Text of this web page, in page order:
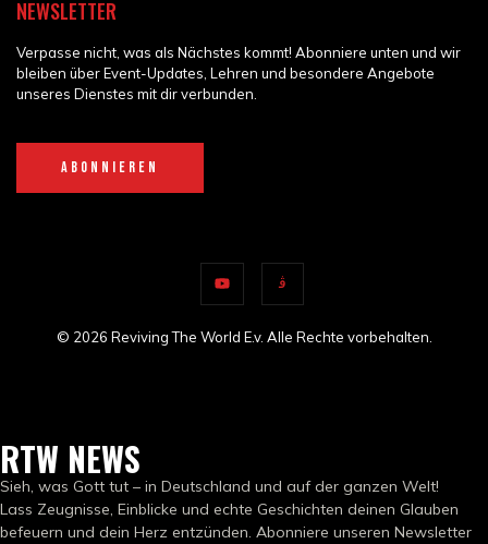
NEWSLETTER
Verpasse nicht, was als Nächstes kommt! Abonniere unten und wir
bleiben über Event-Updates, Lehren und besondere Angebote
unseres Dienstes mit dir verbunden.
ABONNIEREN
© 2026 Reviving The World E.v. Alle Rechte vorbehalten.
RTW NEWS
Sieh, was Gott tut – in Deutschland und auf der ganzen Welt!
Lass Zeugnisse, Einblicke und echte Geschichten deinen Glauben
befeuern und dein Herz entzünden. Abonniere unseren Newsletter